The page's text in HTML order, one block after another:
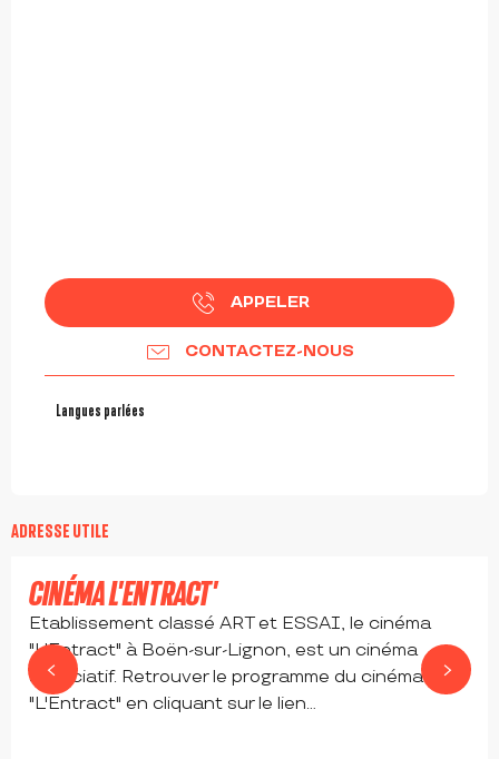
APPELER
CONTACTEZ-NOUS
Langues parlées
Langues parlées
ADRESSE UTILE
6,5€
CINÉMA L'ENTRACT'
Etablissement classé ART et ESSAI, le cinéma
"L'Entract" à Boën-sur-Lignon, est un cinéma
associatif. Retrouver le programme du cinéma
"L'Entract" en cliquant sur le lien...